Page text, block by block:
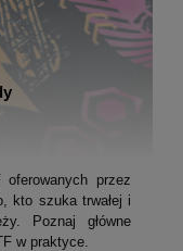
przez
kto szuka trwałej i
Poznaj główne
w praktyce.